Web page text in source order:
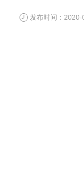
发布时间：2020-